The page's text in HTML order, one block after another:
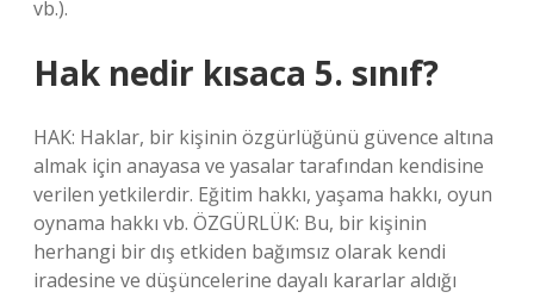
vb.).
Hak nedir kısaca 5. sınıf?
HAK: Haklar, bir kişinin özgürlüğünü güvence altına
almak için anayasa ve yasalar tarafından kendisine
verilen yetkilerdir. Eğitim hakkı, yaşama hakkı, oyun
oynama hakkı vb. ÖZGÜRLÜK: Bu, bir kişinin
herhangi bir dış etkiden bağımsız olarak kendi
iradesine ve düşüncelerine dayalı kararlar aldığı